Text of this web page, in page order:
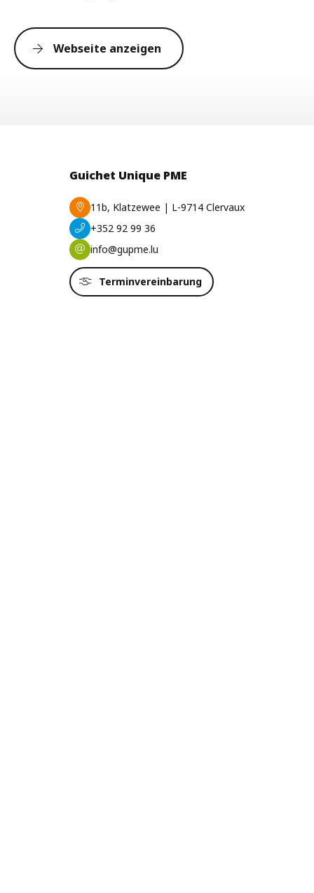
Webseite anzeigen
Guichet Unique PME
11b, Klatzewee | L-9714 Clervaux
+352 92 99 36
info@gupme.lu
Terminvereinbarung